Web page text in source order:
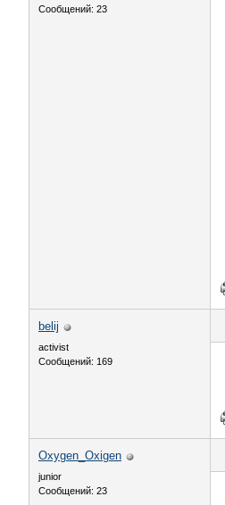
Сообщений: 23
belij
activist
Сообщений: 169
Oxygen_Oxigen
junior
Сообщений: 23